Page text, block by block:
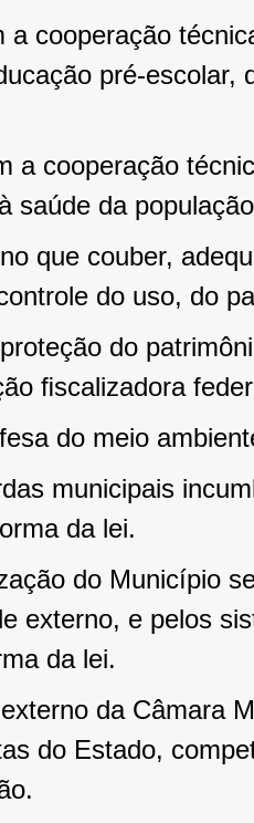
a cooperação
pré-escolar,
a cooperação
saúde da
que couber,
do uso, do
do
ﬁscalizadora
do meio
municipais
da lei.
do Município
externo, e pelos
da lei.
da Câmara
do Estado,